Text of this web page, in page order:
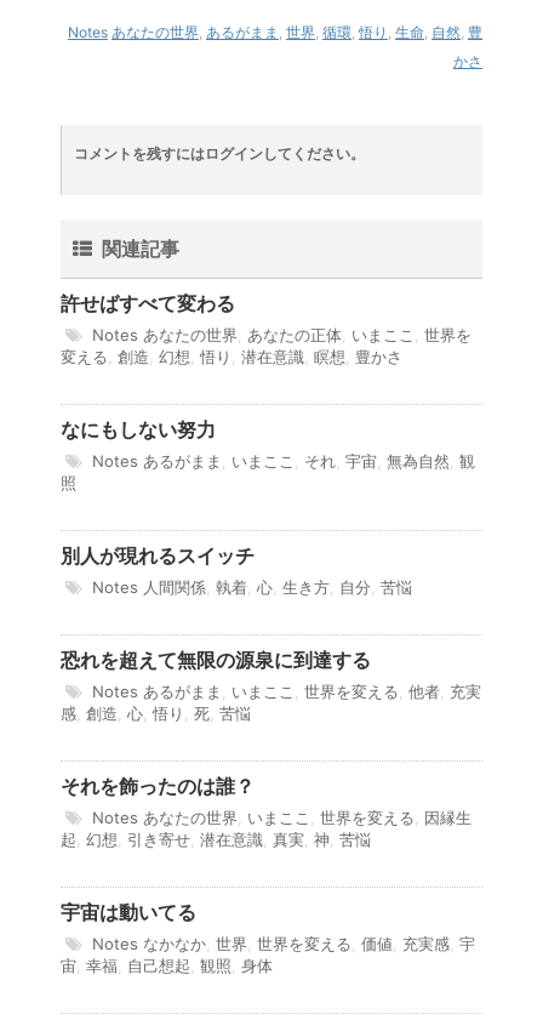
Notes あなたの世界, あるがまま , 世界, 循環,悟り , 生命, 自然, 豊
かさ
コメントを残すにはログインしてください。
関連記事
許せばすべて変わる
Notes あなたの世界 あなたの正体 いまここ
世界を
変える 創造 幻想 悟り 潜在意識 瞑想 豊かさ
なにもしない努力
Notes あるがまま いまここ それ 宇宙 無為自然 観
照
別人が現れるスイッチ
Notes 人間関係 執着 心 生き方 自分 苦悩
恐れを超えて無限の源泉に到達する
Notes あるがまま いまここ 世界を変える 他者 充実
感 創造 心 悟り 死 苦悩
それを飾ったのは誰？
Notes あなたの世界 いまここ 世界を変える
因縁生
起 幻想 引き寄せ 潜在意識 真実 神 苦悩
宇宙は動いてる
Notes なかなか 世界 世界を変える 価値 充実感 宇
宙 幸福 自己想起 観照 身体